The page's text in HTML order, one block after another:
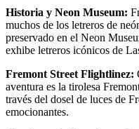
Historia y Neon Museum:
muchos de los letreros de
preservado en el Neon
exhibe letreros icónicos de
Fremont Street Flightlinez:
aventura es la tirolesa
través del dosel de luces de
emocionantes.